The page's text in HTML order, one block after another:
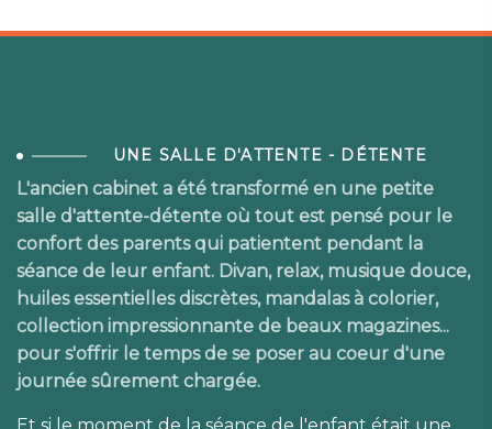
UNE SALLE D'ATTENTE - DÉTENTE
L'ancien cabinet a été transformé en une petite
salle d'attente-détente où tout est pensé pour le
confort des parents qui patientent pendant la
séance de leur enfant. Divan, relax, musique douce,
huiles essentielles discrètes, mandalas à colorier,
collection impressionnante de beaux magazines...
pour s'offrir le temps de se poser au coeur d'une
journée sûrement chargée.